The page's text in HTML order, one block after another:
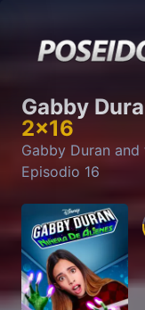
Gabby
2x16
Gabby Duran
Episodio 16